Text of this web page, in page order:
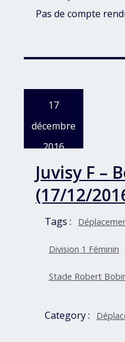
Pas de compte
17
décembre
2016
Juvisy F –
(17/12/
Tags :
Division 1 Féminin
Stade Robert
Category :